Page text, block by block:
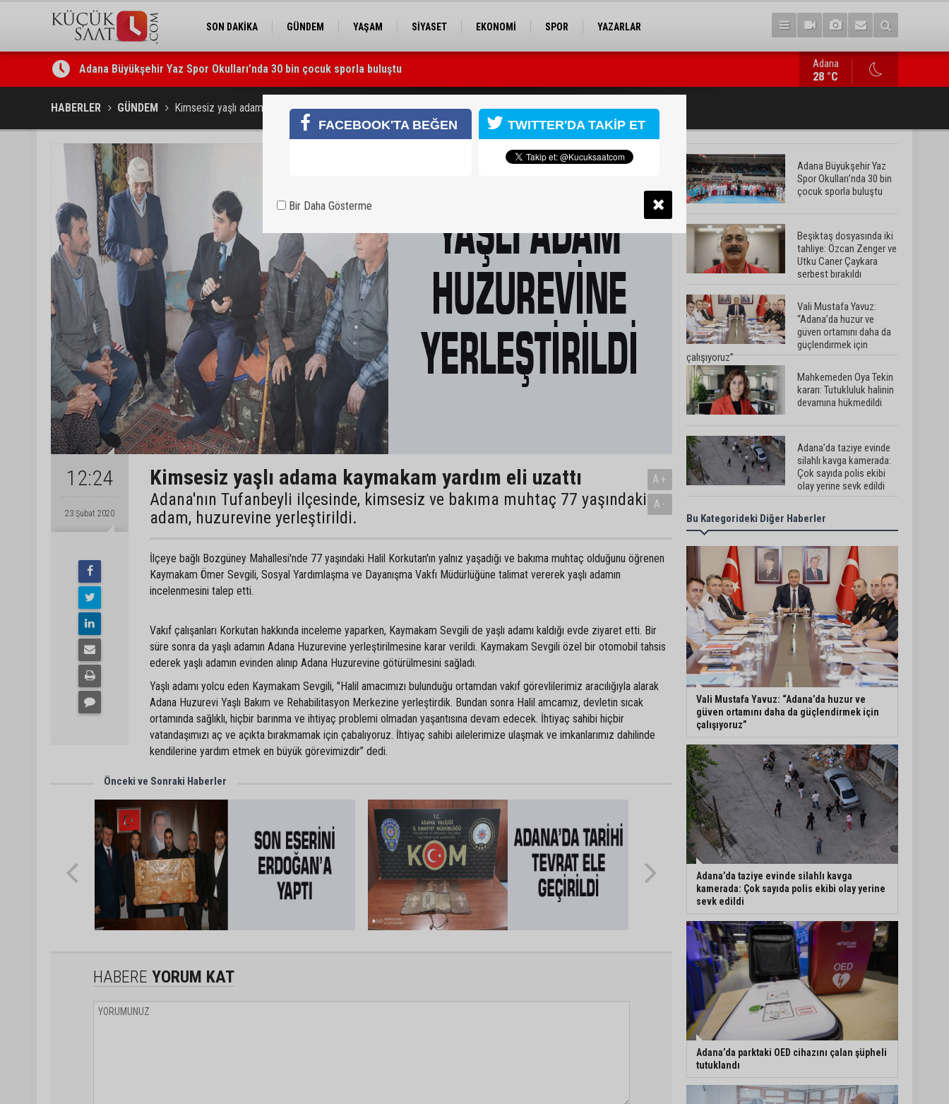
SON DAKİKA GÜNDEM YAŞAM SİYASET EKONOMİ SPOR YAZARLAR
Adana Büyükşehir Yaz Spor Okulları’nda 30 bin çocuk sporla buluştu
Beşiktaş dosyasında iki tahliye: Özcan Zenger ve Utku Caner Çaykara serbest bırakıldı
Vali Mustafa Yavuz: “Adana’da huzur ve güven ortamını daha
Adana
28 °C
HABERLER GÜNDEM Kimsesiz yaşlı adama kaymakam yardım eli uzattı
12:24
23 Şubat 2020
Kimsesiz yaşlı adama kaymakam yardım eli uzattı
Adana'nın Tufanbeyli ilçesinde, kimsesiz ve bakıma muhtaç 77 yaşındaki
adam, huzurevine yerleştirildi.
A+
A-
İlçeye bağlı Bozgüney Mahallesi'nde 77 yaşındaki Halil Korkutan'ın yalnız yaşadığı ve bakıma muhtaç olduğunu öğrenen
Kaymakam Ömer Sevgili, Sosyal Yardımlaşma ve Dayanışma Vakfı Müdürlüğüne talimat vererek yaşlı adamın
incelenmesini talep etti.
Vakıf çalışanları Korkutan hakkında inceleme yaparken, Kaymakam Sevgili de yaşlı adamı kaldığı evde ziyaret etti. Bir
süre sonra da yaşlı adamın Adana Huzurevine yerleştirilmesine karar verildi. Kaymakam Sevgili özel bir otomobil tahsis
ederek yaşlı adamın evinden alınıp Adana Huzurevine götürülmesini sağladı.
Yaşlı adamı yolcu eden Kaymakam Sevgili, "Halil amacımızı bulunduğu ortamdan vakıf görevlilerimiz aracılığıyla alarak
Adana Huzurevi Yaşlı Bakım ve Rehabilitasyon Merkezine yerleştirdik. Bundan sonra Halil amcamız, devletin sıcak
ortamında sağlıklı, hiçbir barınma ve ihtiyaç problemi olmadan yaşantısına devam edecek. İhtiyaç sahibi hiçbir
vatandaşımızı aç ve açıkta bırakmamak için çabalıyoruz. İhtiyaç sahibi ailelerimize ulaşmak ve imkanlarımız dahilinde
kendilerine yardım etmek en büyük görevimizdir” dedi.
Önceki ve Sonraki Haberler
HABERE YORUM KAT
Adana Büyükşehir Yaz
Spor Okulları’nda 30 bin
çocuk sporla buluştu
Beşiktaş dosyasında iki
tahliye: Özcan Zenger ve
Utku Caner Çaykara
serbest bırakıldı
Vali Mustafa Yavuz:
“Adana’da huzur ve
güven ortamını daha da
güçlendirmek için
çalışıyoruz”
Mahkemeden Oya Tekin
kararı: Tutukluluk halinin
devamına hükmedildi
Adana’da taziye evinde
silahlı kavga kamerada:
Çok sayıda polis ekibi
olay yerine sevk edildi
Adana’da parktaki OED
cihazını çalan şüpheli
tutuklandı
Seyhan’da fırın ve
pastanelere hijyen
denetimi gerçekleştirildi
Eski polis memuru Ergün
Karakaya’nın öldürüldüğü
silahlı kavganın
görüntüleri ortaya çıktı
etiket kontrolü
Mustafa Özkan: "Yüreğir
Belediye Başkan Vekilliği
seçimine ilişkin hukuki
süreç başlatıldı"
Bu Kategorideki Diğer Haberler
Vali Mustafa Yavuz: “Adana’da huzur ve
güven ortamını daha da güçlendirmek için
çalışıyoruz”
Adana’da taziye evinde silahlı kavga
kamerada: Çok sayıda polis ekibi olay yerine
sevk edildi
Adana’da parktaki OED cihazını çalan şüpheli
tutuklandı
FACEBOOK'TA BEĞEN TWITTER'DA TAKİP ET
Bir Daha Gösterme